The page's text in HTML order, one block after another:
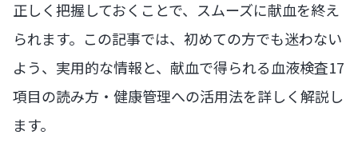
正しく把握しておくことで、スムーズに献血を終え
られます。この記事では、初めての方でも迷わない
よう、実用的な情報と、献血で得られる血液検査17
項目の読み方・健康管理への活用法を詳しく解説し
ます。